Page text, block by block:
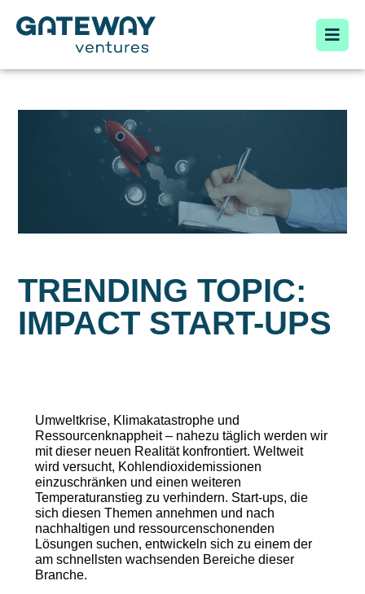
TRENDING TOPIC:
IMPACT START-UPS
Umweltkrise, Klimakatastrophe und
Ressourcenknappheit – nahezu täglich werden wir
mit dieser neuen Realität konfrontiert. Weltweit
wird versucht, Kohlendioxidemissionen
einzuschränken und einen weiteren
Temperaturanstieg zu verhindern. Start-ups, die
sich diesen Themen annehmen und nach
nachhaltigen und ressourcenschonenden
Lösungen suchen, entwickeln sich zu einem der
am schnellsten wachsenden Bereiche dieser
Branche.